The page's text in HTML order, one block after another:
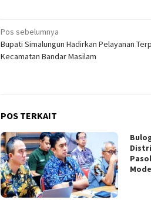
Navigasi
pos
Pos sebelumnya
Bupati Simalungun Hadirkan Pelayanan
Kecamatan Bandar Masilam
POS TERKAIT